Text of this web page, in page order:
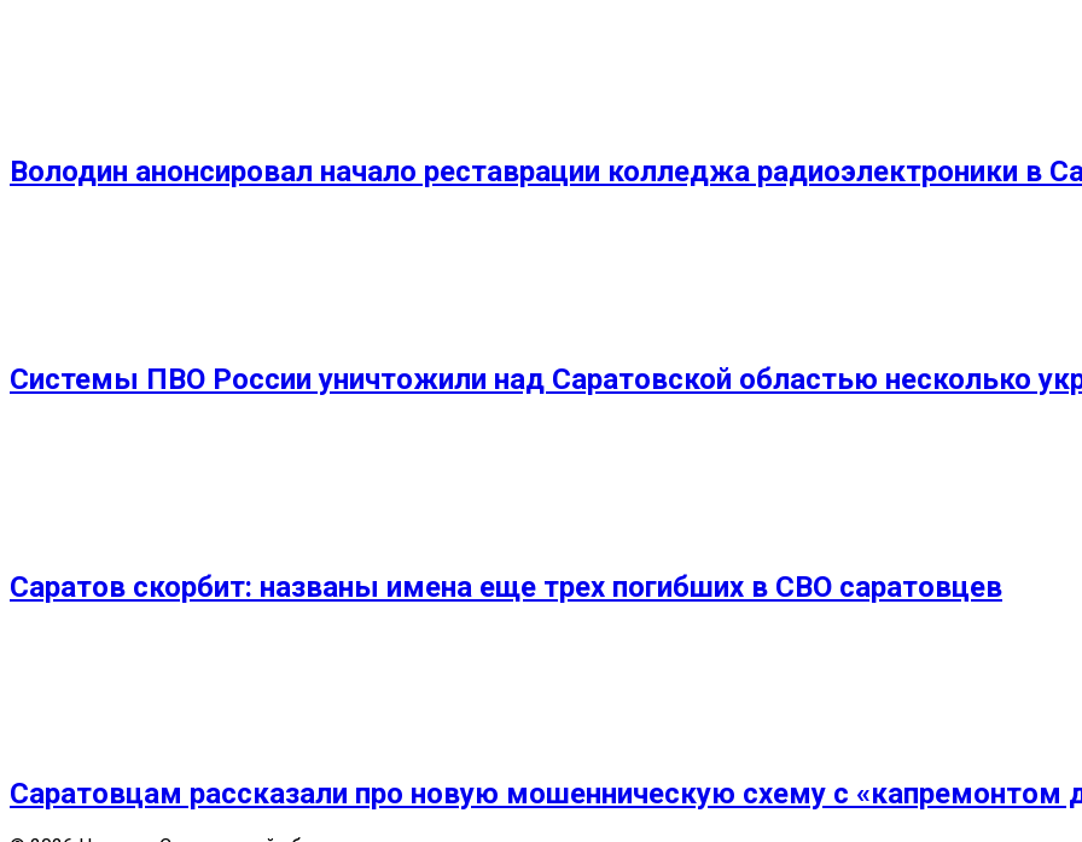
Володин анонсировал начало реставрации колледжа радиоэлектроники в
Системы ПВО России уничтожили над Саратовской областью несколько
Саратов скорбит: названы имена еще трех погибших в СВО саратовцев
Саратовцам рассказали про новую мошенническую схему с «капремонтом